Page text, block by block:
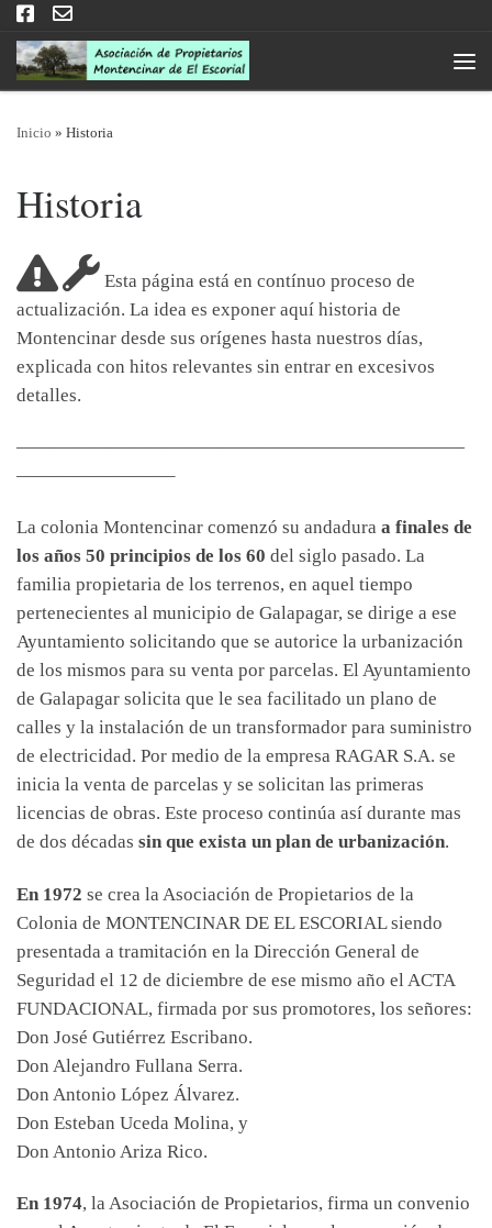
Inicio » Historia
Historia
Esta página está en contínuo proceso de
actualización. La idea es exponer aquí historia de
Montencinar desde sus orígenes hasta nuestros días,
explicada con hitos relevantes sin entrar en excesivos
detalles.
————————————————————————
————————–
La colonia Montencinar comenzó su andadura a finales de
los años 50 principios de los 60 del siglo pasado. La
familia propietaria de los terrenos, en aquel tiempo
pertenecientes al municipio de Galapagar, se dirige a ese
Ayuntamiento solicitando que se autorice la urbanización
de los mismos para su venta por parcelas. El Ayuntamiento
de Galapagar solicita que le sea facilitado un plano de
calles y la instalación de un transformador para suministro
de electricidad. Por medio de la empresa RAGAR S.A. se
inicia la venta de parcelas y se solicitan las primeras
licencias de obras. Este proceso continúa así durante mas
de dos décadas sin que exista un plan de urbanización.
En 1972 se crea la Asociación de Propietarios de la
Colonia de MONTENCINAR DE EL ESCORIAL siendo
presentada a tramitación en la Dirección General de
Seguridad el 12 de diciembre de ese mismo año el ACTA
FUNDACIONAL, firmada por sus promotores, los señores:
Don José Gutiérrez Escribano.
Don Alejandro Fullana Serra.
Don Antonio López Álvarez.
Don Esteban Uceda Molina, y
Don Antonio Ariza Rico.
En 1974, la Asociación de Propietarios, firma un convenio